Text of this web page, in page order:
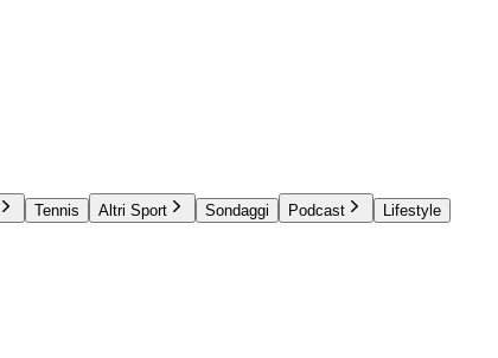
Tennis Altri Sport Sondaggi Podcast
Lifestyle